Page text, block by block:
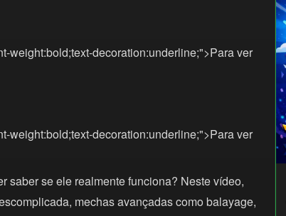
weight:bold;text-decoration:underline;">Para ver
weight:bold;text-decoration:underline;">Para ver
saber se ele realmente funciona? Neste vídeo,
mechas avançadas como balayage,